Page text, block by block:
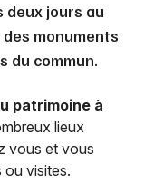
deux jours au
monuments
du commun.
patrimoine à
lieux
vous et vous
visites.